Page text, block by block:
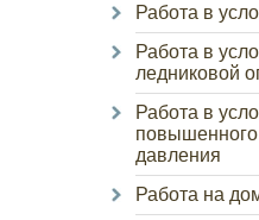
Работа в
Работа в
ледниковой
Работа в
давления
Работа на